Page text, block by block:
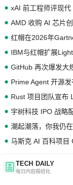
xAI 前工程师评现代
红帽在2026年
GitHub 再次爆发大
潮起潮落，你我仍
马斯克 AI 百科项目
TECH DAILY
每日内容报纸化